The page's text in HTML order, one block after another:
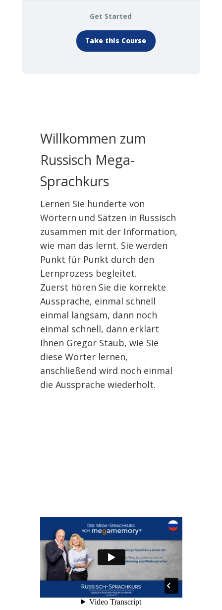
Get Started
Take this Course
Willkommen zum
Russisch Mega-
Sprachkurs
Lernen Sie hunderte von
Wörtern und Sätzen in Russisch
zusammen mit der Information,
wie man das lernt. Sie werden
Punkt für Punkt durch den
Lernprozess begleitet.
Zuerst hören Sie die korrekte
Aussprache, einmal schnell
einmal langsam, dann noch
einmal schnell, dann erklärt
Ihnen Gregor Staub, wie Sie
diese Wörter lernen,
anschließend wird noch einmal
die Aussprache wiederholt.